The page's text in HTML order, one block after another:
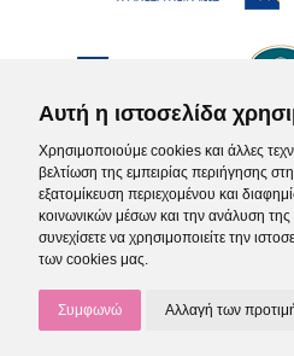
Αυτή η ιστοσελίδα
Χρησιμοποιούμε cookies και άλλες
βελτίωση της εμπειρίας περιήγησης
εξατομίκευση περιεχομένου και
κοινωνικών μέσων και την ανάλυση
συνεχίσετε να χρησιμοποιείτε την
των cookies μας.
Συμφωνώ Αλλαγή των
© 2021-2026 IFA Brands |